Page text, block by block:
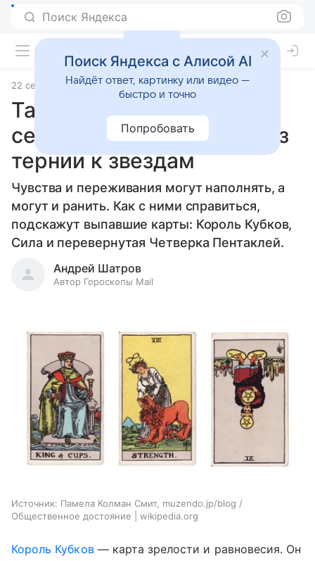
Поиск Яндекса
22 сентября 2025 Источник:Гороскопы Mail Статьи
Таро-прогноз на 23
сентября 2025 года: через
тернии к звездам
Чувства и переживания могут наполнять, а
могут и ранить. Как с ними справиться,
подскажут выпавшие карты: Король Кубков,
Сила и перевернутая Четверка Пентаклей.
Андрей Шатров
Автор Гороскопы Mail
Источник: Памела Колман Смит, muzendo.jp/blog /
Общественное достояние | wikipedia.org
Король Кубков— карта зрелости и равновесия. Он
Поиск Яндекса с Алисой AI
Найдёт ответ, картинку или видео —
быстро и точно
Попробовать